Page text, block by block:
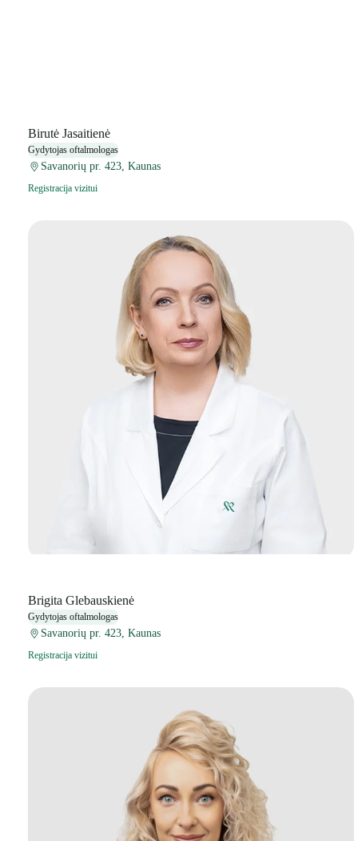
Birutė Jasaitienė
Gydytojas oftalmologas
Savanorių pr. 423, Kaunas
Registracija vizitui
Brigita Glebauskienė
Gydytojas oftalmologas
Savanorių pr. 423, Kaunas
Registracija vizitui